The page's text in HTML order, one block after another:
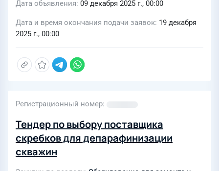
Дата объявления 09 декабря 2025 г., 00:00
Дата и время окончания подачи заявок 19 декабря
2025 г., 00:00
Регистрационный номер
Тендер по выбору поставщика
скребков для депарафинизации
скважин